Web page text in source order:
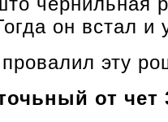
он встал
эту
от чет